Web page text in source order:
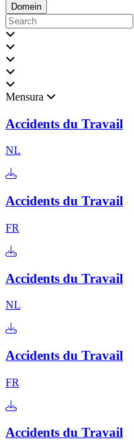
Domein
Mensura
Accidents du Travail
NL
Accidents du Travail
FR
Accidents du Travail
NL
Accidents du Travail
FR
Accidents du Travail